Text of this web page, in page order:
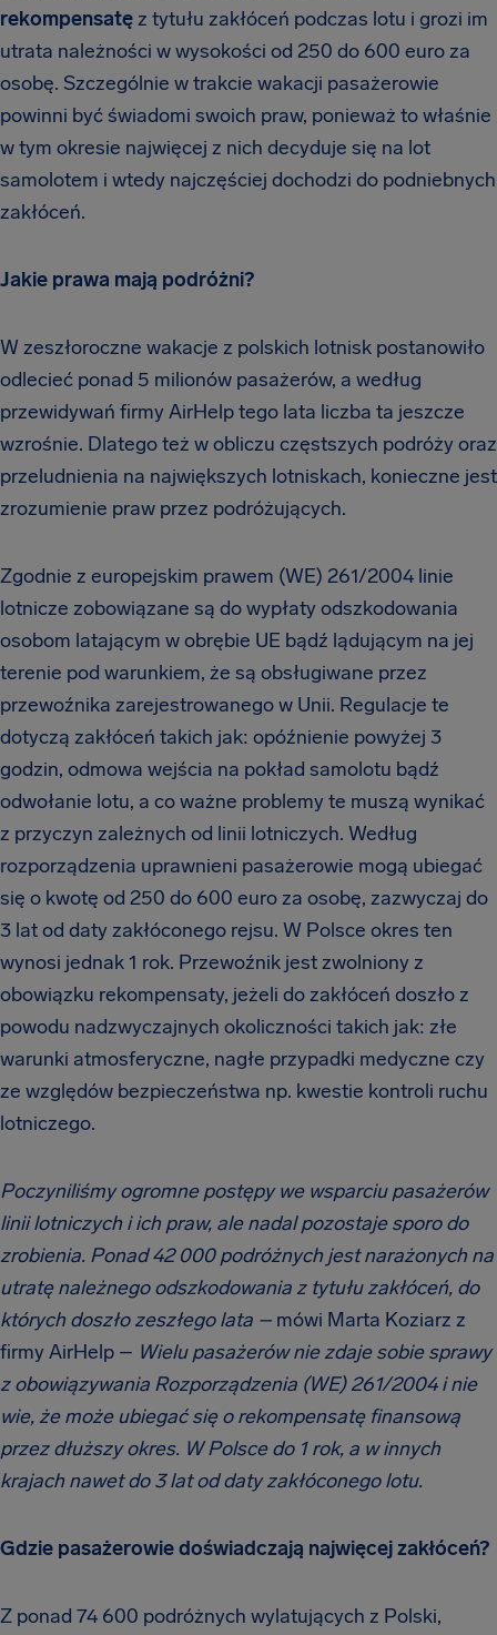
rekompensatęz tytułu zakłóceń podczas lotu i grozi im
utrata należności w wysokości od 250 do 600 euro za
osobę. Szczególnie w trakcie wakacji pasażerowie
powinni być świadomi swoich praw, ponieważ to właśnie
w tym okresie najwięcej z nich decyduje się na lot
samolotem i wtedy najczęściej dochodzi do podniebnych
zakłóceń.
Jakie prawa mają podróżni?
W zeszłoroczne wakacje z polskich lotnisk postanowiło
odlecieć ponad 5 milionów pasażerów, a według
przewidywań firmy AirHelp tego lata liczba ta jeszcze
wzrośnie. Dlatego też w obliczu częstszych podróży oraz
przeludnienia na największych lotniskach, konieczne jest
zrozumienie praw przez podróżujących.
Zgodnie z europejskim prawem (WE) 261/2004 linie
lotnicze zobowiązane są do wypłaty odszkodowania
osobom latającym w obrębie UE bądź lądującym na jej
terenie pod warunkiem, że są obsługiwane przez
przewoźnika zarejestrowanego w Unii. Regulacje te
dotyczą zakłóceń takich jak: opóźnienie powyżej 3
godzin, odmowa wejścia na pokład samolotu bądź
odwołanie lotu, a co ważne problemy te muszą wynikać
z przyczyn zależnych od linii lotniczych. Według
rozporządzenia uprawnieni pasażerowie mogą ubiegać
się o kwotę od 250 do 600 euro za osobę, zazwyczaj do
3 lat od daty zakłóconego rejsu. W Polsce okres ten
wynosi jednak 1 rok. Przewoźnik jest zwolniony z
obowiązku rekompensaty, jeżeli do zakłóceń doszło z
powodu nadzwyczajnych okoliczności takich jak: złe
warunki atmosferyczne, nagłe przypadki medyczne czy
ze względów bezpieczeństwa np. kwestie kontroli ruchu
lotniczego.
Poczyniliśmy ogromne postępy we wsparciu pasażerów
linii lotniczych i ich praw, ale nadal pozostaje sporo do
zrobienia. Ponad 42 000 podróżnych jest narażonych na
utratę należnego odszkodowania z tytułu zakłóceń, do
których doszło zeszłego lata – mówi Marta Koziarz z
firmy AirHelp – Wielu pasażerów nie zdaje sobie sprawy
z obowiązywania Rozporządzenia (WE) 261/2004 i nie
wie, że może ubiegać się o rekompensatę finansową
przez dłuższy okres. W Polsce do 1 rok, a w innych
krajach nawet do 3 lat od daty zakłóconego lotu.
Gdzie pasażerowie doświadczają najwięcej zakłóceń?
Z ponad 74 600 podróżnych wylatujących z Polski,